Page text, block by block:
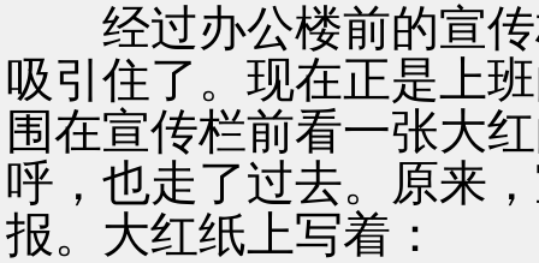
经过办公楼前的宣传
吸引住了。现在正是上
围在宣传栏前看一张大
呼，也走了过去。原来
报。大红纸上写着：